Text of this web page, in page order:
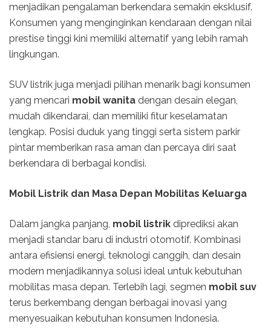
menjadikan pengalaman berkendara semakin eksklusif.
Konsumen yang menginginkan kendaraan dengan nilai
prestise tinggi kini memiliki alternatif yang lebih ramah
lingkungan.
SUV listrik juga menjadi pilihan menarik bagi konsumen
yang mencari mobil wanita dengan desain elegan,
mudah dikendarai, dan memiliki fitur keselamatan
lengkap. Posisi duduk yang tinggi serta sistem parkir
pintar memberikan rasa aman dan percaya diri saat
berkendara di berbagai kondisi.
Mobil Listrik dan Masa Depan Mobilitas Keluarga
Dalam jangka panjang, mobil listrik diprediksi akan
menjadi standar baru di industri otomotif. Kombinasi
antara efisiensi energi, teknologi canggih, dan desain
modern menjadikannya solusi ideal untuk kebutuhan
mobilitas masa depan. Terlebih lagi, segmen mobil suv
terus berkembang dengan berbagai inovasi yang
menyesuaikan kebutuhan konsumen Indonesia.